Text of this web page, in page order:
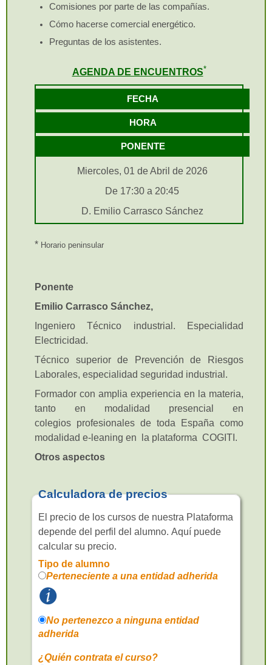
Comisiones por parte de las compañías.
Cómo hacerse comercial energético.
Preguntas de los asistentes.
AGENDA DE ENCUENTROS*
FECHA
HORA
PONENTE
Miercoles, 01 de Abril de 2026
De 17:30 a 20:45
D. Emilio Carrasco Sánchez
* Horario peninsular
Ponente
Emilio Carrasco Sánchez,
Ingeniero Técnico industrial. Especialidad
Electricidad.
Técnico superior de Prevención de Riesgos
Laborales, especialidad seguridad industrial.
Formador con amplia experiencia en la materia,
tanto en modalidad presencial en
colegios profesionales de toda España como
modalidad e-leaning en la plataforma COGITI.
Otros aspectos
Calculadora de precios
El precio de los cursos de nuestra Plataforma
depende del perfil del alumno. Aquí puede
calcular su precio.
Tipo de alumno
Perteneciente a una entidad adherida
No pertenezco a ninguna entidad
adherida
¿Quién contrata el curso?